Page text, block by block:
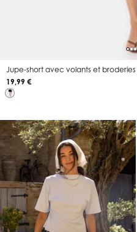
Jupe-short avec volants et broderies
19,99 €